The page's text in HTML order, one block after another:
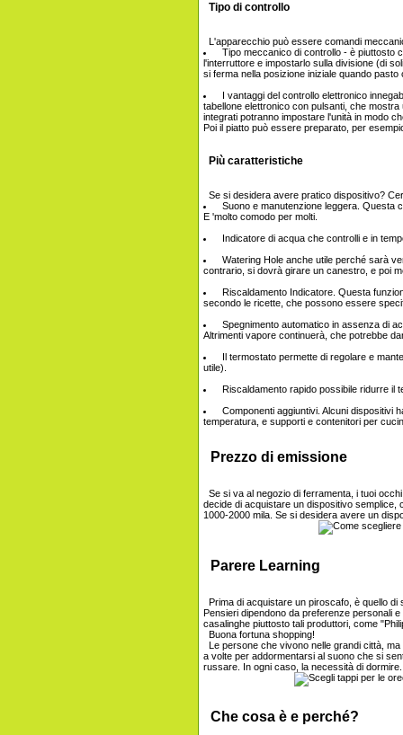
Tipo di controllo
L'apparecchio può essere comandi
Tipo meccanico di controllo - è piuttosto
l'interruttore e impostarlo sulla divisione (di
si ferma nella posizione iniziale quando pasto
I vantaggi del controllo elettronico
tabellone elettronico con pulsanti, che
integrati potranno impostare l'unità in modo
Poi il piatto può essere preparato, per
Più caratteristiche
Se si desidera avere pratico dispositivo?
Suono e manutenzione leggera. Questa
E 'molto comodo per molti.
Indicatore di acqua che controlli e in
Watering Hole anche utile perché sarà
contrario, si dovrà girare un canestro, e poi
Riscaldamento Indicatore. Questa
secondo le ricette, che possono essere
Spegnimento automatico in assenza di
Altrimenti vapore continuerà, che potrebbe
Il termostato permette di regolare e
utile).
Riscaldamento rapido possibile ridurre il
Componenti aggiuntivi. Alcuni dispositivi
temperatura, e supporti e contenitori per
Prezzo di emissione
Se si va al negozio di ferramenta, i tuoi
decide di acquistare un dispositivo semplice,
1000-2000 mila. Se si desidera avere un
Parere Learning
Prima di acquistare un piroscafo, è quello
Pensieri dipendono da preferenze personali
casalinghe piuttosto tali produttori, come
Buona fortuna shopping!
Le persone che vivono nelle grandi città,
a volte per addormentarsi al suono che si
russare. In ogni caso, la necessità di
Che cosa è e perché?